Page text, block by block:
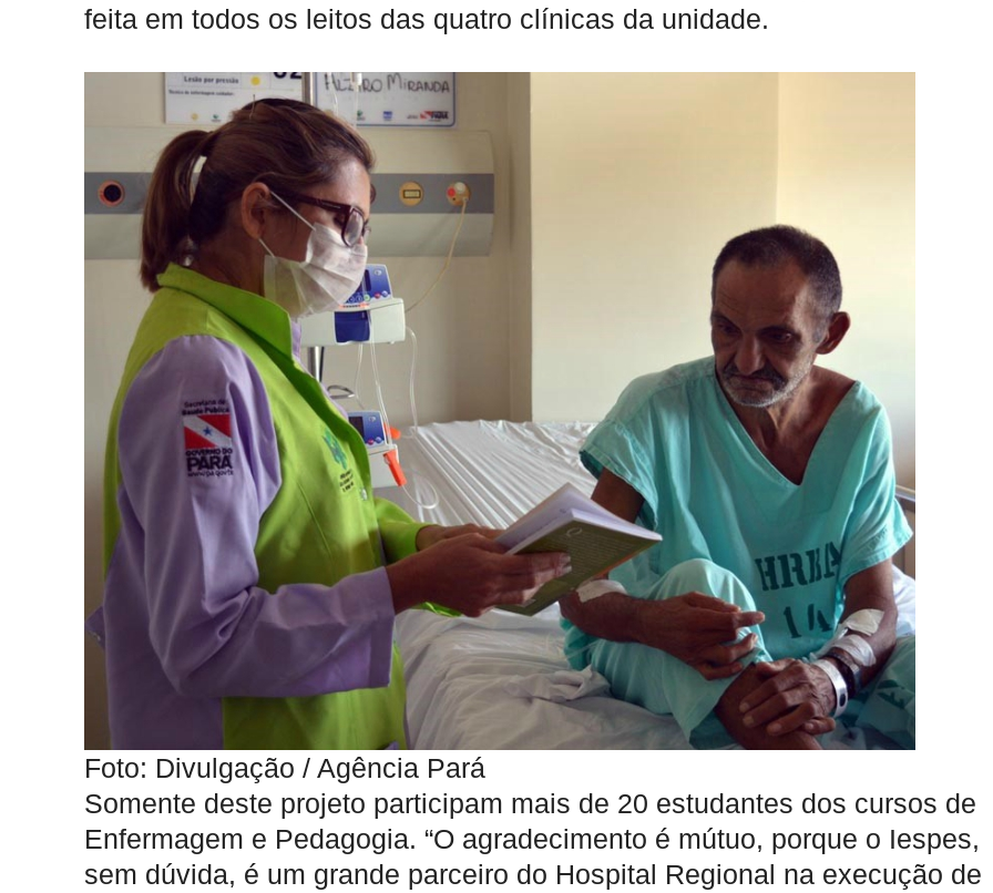
feita em todos os leitos das quatro clínicas da unidade.
Foto: Divulgação / Agência Pará
Somente deste projeto participam mais de 20 estudantes dos cursos de
Enfermagem e Pedagogia. “O agradecimento é mútuo, porque o Iespes,
sem dúvida, é um grande parceiro do Hospital Regional na execução de